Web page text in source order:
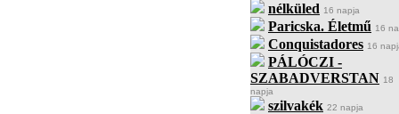
nélküled 16 napja
Paricska. Életmű 16
Conquistadores 16
PÁLÓCZI -
SZABADVERSTAN 18
napja
szilvakék 22 napja